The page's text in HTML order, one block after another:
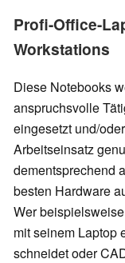
Profi-Office-
Workstations
Diese Notebooks
anspruchsvolle
eingesetzt und/
Arbeitseinsatz
dementsprechend
besten Hardware
Wer
mit seinem Laptop
schneidet oder